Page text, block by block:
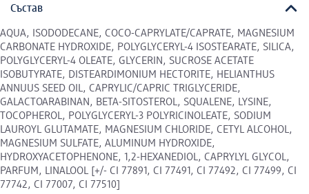
Състав
AQUA, ISODODECANE, COCO-CAPRYLATE/CAPRATE, MAGNESIUM
CARBONATE HYDROXIDE, POLYGLYCERYL-4 ISOSTEARATE, SILICA,
POLYGLYCERYL-4 OLEATE, GLYCERIN, SUCROSE ACETATE
ISOBUTYRATE, DISTEARDIMONIUM HECTORITE, HELIANTHUS
ANNUUS SEED OIL, CAPRYLIC/CAPRIC TRIGLYCERIDE,
GALACTOARABINAN, BETA-SITOSTEROL, SQUALENE, LYSINE,
TOCOPHEROL, POLYGLYCERYL-3 POLYRICINOLEATE, SODIUM
LAUROYL GLUTAMATE, MAGNESIUM CHLORIDE, CETYL ALCOHOL,
MAGNESIUM SULFATE, ALUMINUM HYDROXIDE,
HYDROXYACETOPHENONE, 1,2-HEXANEDIOL, CAPRYLYL GLYCOL,
PARFUM, LINALOOL [+/- CI 77891, CI 77491, CI 77492, CI 77499, CI
77742, CI 77007, CI 77510]